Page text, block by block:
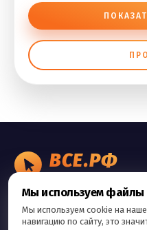
ВСЕ.РФ
Правила сервиса
Политика
Мы используем файлы
Мы используем cookie на
навигацию по сайту, это